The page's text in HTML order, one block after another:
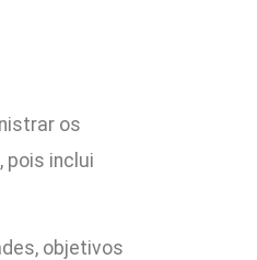
os
pois inclui
objetivos